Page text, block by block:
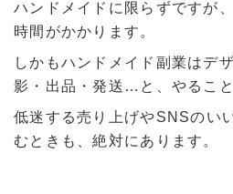
ハンドメイドに限らずですが
時間がかかります。
しかもハンドメイド副業はデ
影・出品・発送…と、やること
低迷する売り上げやSNSのい
むときも、絶対にあります。